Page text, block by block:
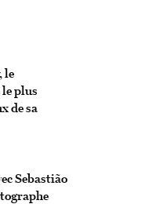
le
plus
de sa
Sebastião